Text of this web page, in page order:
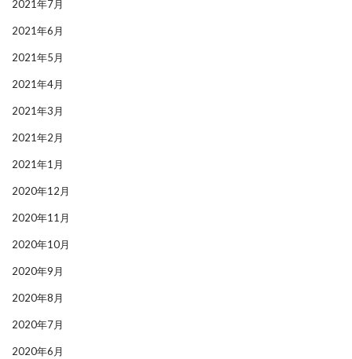
2021年7月
2021年6月
2021年5月
2021年4月
2021年3月
2021年2月
2021年1月
2020年12月
2020年11月
2020年10月
2020年9月
2020年8月
2020年7月
2020年6月